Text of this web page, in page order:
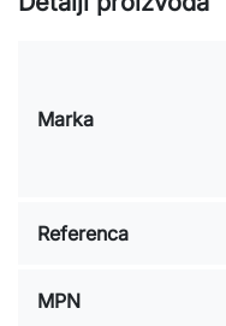
Marka
Referenca
MPN